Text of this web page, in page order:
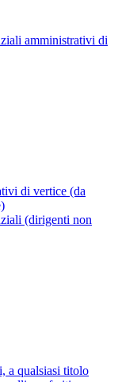
amministrativi di
di vertice (da
(dirigenti non
a qualsiasi titolo